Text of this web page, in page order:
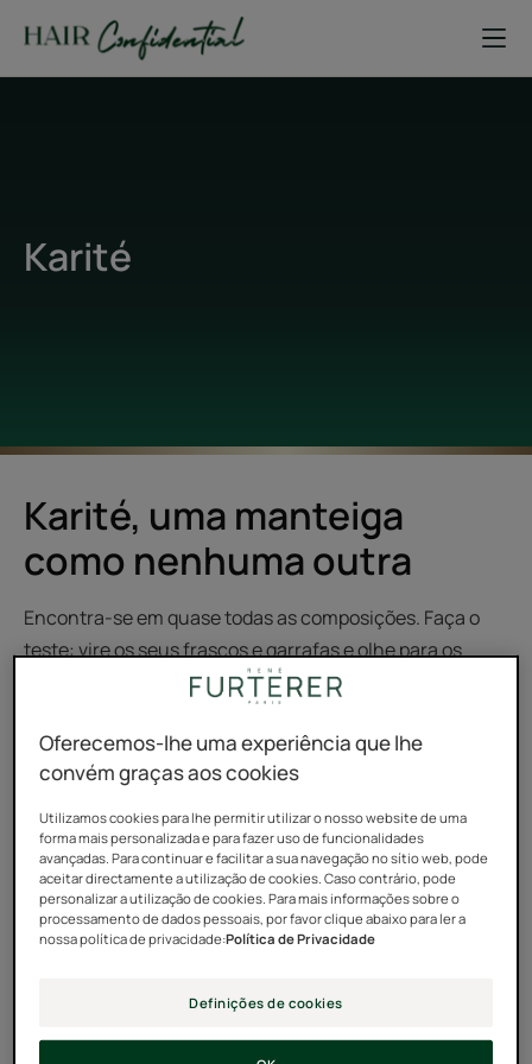
Karité
Karité, uma manteiga
como nenhuma outra
Encontra-se em quase todas as composições. Faça o
teste: vire os seus frascos e garrafas e olhe para os
rótulos; há uma boa hipótese de encontrá-la. A
hidratantes e nutritivos, mas o que é realmente? Como
é que é utilizada em todo o seu potencial? Porque é tão
frequentemente preferida em relação a outras
gorduras?
O que é manteiga de
Karité?
A manteiga de Karité é o principal produto dos frutos do
Karité. O Karité é encontrado em toda a África tropical,
Oferecemos-lhe uma experiência que lhe
convém graças aos cookies
Utilizamos cookies para lhe permitir utilizar o nosso website de uma
forma mais personalizada e para fazer uso de funcionalidades
avançadas. Para continuar e facilitar a sua navegação no sítio web, pode
aceitar directamente a utilização de cookies. Caso contrário, pode
personalizar a utilização de cookies. Para mais informações sobre o
processamento de dados pessoais, por favor clique abaixo para ler a
nossa política de privacidade:Política de Privacidade
Definições de cookies